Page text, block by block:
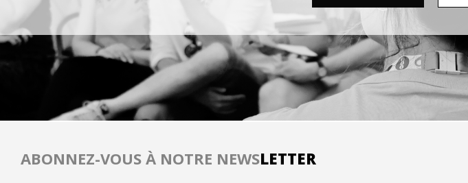
ABONNEZ-VOUS À NOTRE NEWSLETTER